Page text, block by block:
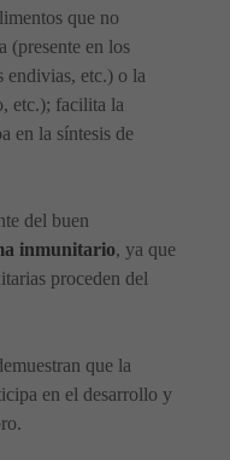
que no
(presente en los
endivias, etc.) o la
etc.); facilita la
en la síntesis de
del buen
inmunitario, ya que
proceden del
que la
en el desarrollo y